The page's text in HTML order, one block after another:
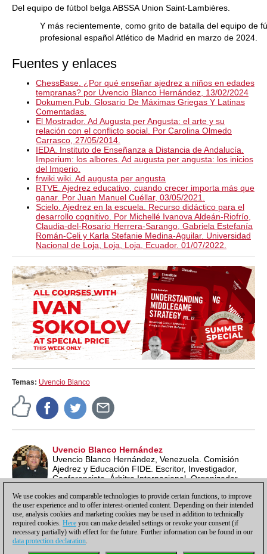
Del equipo de fútbol belga ABSSA Union Saint-Lambières.
Y más recientemente, como grito de batalla del equipo de
profesional español Atlético de Madrid en marzo de 2024.
Fuentes y enlaces
ChessBase. ¿Por qué enseñar ajedrez a niños en edades
tempranas? por Uvencio Blanco Hernández, 13/02/2024
Dokumen.Pub. Glosario De Máximas Griegas Y Latinas
Comentadas.
El Mostrador. Ad Augusta per Angusta: el arte y su
relación con el conflicto social. Por Carolina Olmedo
Carrasco, 27/05/2014.
IEDA. Instituto de Enseñanza a Distancia de Andalucía.
Imperium: los albores. Ad augusta per angusta: los inicios
del Imperio.
frwiki.wiki. Ad augusta per angusta
RTVE. Ajedrez educativo, cuando crecer importa más que
ganar. Por Juan Manuel Cuéllar, 03/05/2021.
Scielo. Ajedrez en la escuela. Recurso didáctico para el
desarrollo cognitivo. Por Michellé Ivanova Aldeán-Riofrío,
Claudia-del-Rosario Herrera-Sarango, Gabriela Estefanía
Román-Celi y Karla Stefanie Medina-Aguilar. Universidad
Nacional de Loja, Loja, Loja, Ecuador. 01/07/2022.
Temas: Uvencio Blanco
Uvencio Blanco Hernández
Uvencio Blanco Hernández, Venezuela. Comisión
Ajedrez y Educación FIDE. Escritor, Investigador,
Conferencista, Árbitro Internacional, Organizador
Lead School Instructor FIDE.
We use cookies and comparable technologies to provide certain functions, to improve
the user experience and to offer interest-oriented content. Depending on their intended
use, analysis cookies and marketing cookies may be used in addition to technically
required cookies. Here you can make detailed settings or revoke your consent (if
necessary partially) with effect for the future. Further information can be found in our
data protection declaration.